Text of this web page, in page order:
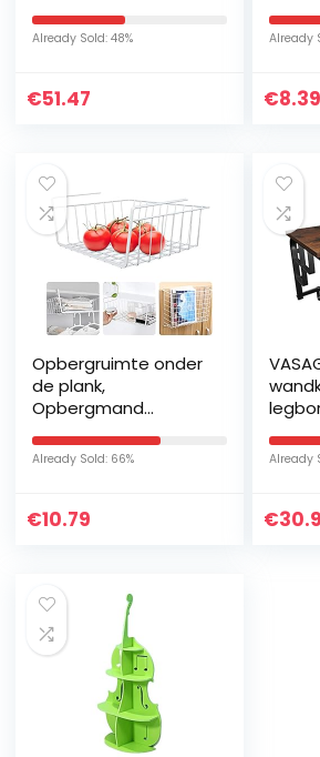
lichtgrijs, 29,5 x 24 x
Already Sold: 48%
€51.47
Already
€8.39
Opbergruimte onder
de plank,
Opbergmand
Onderkast
Hangende opslag
Already Sold: 66%
€10.79
Already
€